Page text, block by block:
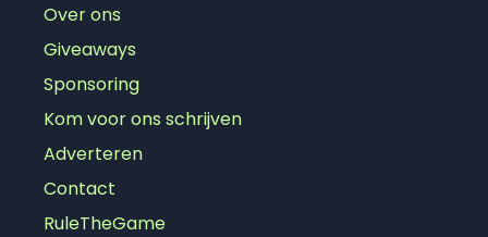
Over ons
Giveaways
Sponsoring
Kom voor ons schrijven
Adverteren
Contact
RuleTheGame